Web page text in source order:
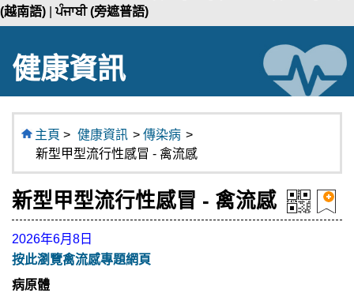
(越南語) |ਪੰਜਾਬੀ (旁遮普語)
健康資訊
主頁 > 健康資訊 > 傳染病 >
新型甲型流行性感冒 - 禽流感
新型甲型流行性感冒 - 禽流感
2026年6月8日
按此瀏覽禽流感專題網頁
病原體